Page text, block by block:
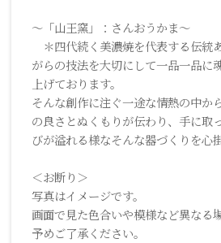
～「山王窯」：さんおうかま～
＊四代続く美濃焼を代表する伝統
がらの技法を大切にして一品一品に
上げております。
そんな創作に注ぐ一途な情熱の中か
の良さとぬくもりが伝わり、手に取
びが溢れる様なそんな器づくりを心
＜お断り＞
写真はイメージです。
画面で見た色合いや模様など異なる
予めご了承ください。